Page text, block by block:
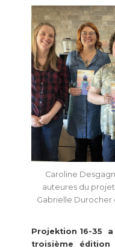
Caroline
auteures du projet
Gabrielle Durocher
Projektion 16-35
troisième